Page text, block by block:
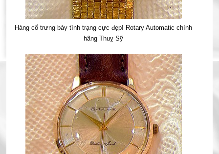
Hàng cổ trưng bày tình trạng cực đẹp! Rotary Automatic chính
hãng Thuỵ Sỹ